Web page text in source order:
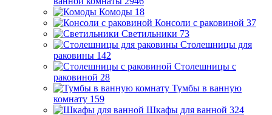
Комоды 18
Консоли с раковиной 37
Светильники 73
Столешницы для
раковины 142
Столешницы с
раковиной 28
Тумбы в ванную
комнату 159
Шкафы для ванной 324